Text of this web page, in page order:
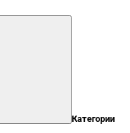
Категории